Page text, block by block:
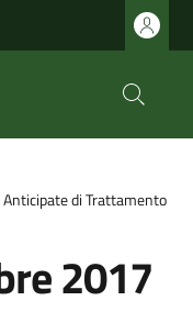
di Trattamento
2017